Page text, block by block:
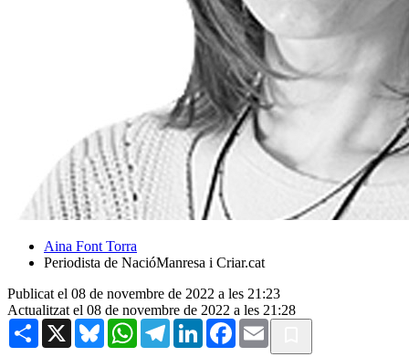
Aina Font Torra
Periodista de NacióManresa i Criar.cat
Publicat el 08 de novembre de 2022 a les 21:23
Actualitzat el 08 de novembre de 2022 a les 21:28
Share X BlueskyWhatsAppTelegramLinkedInFacebook
Email